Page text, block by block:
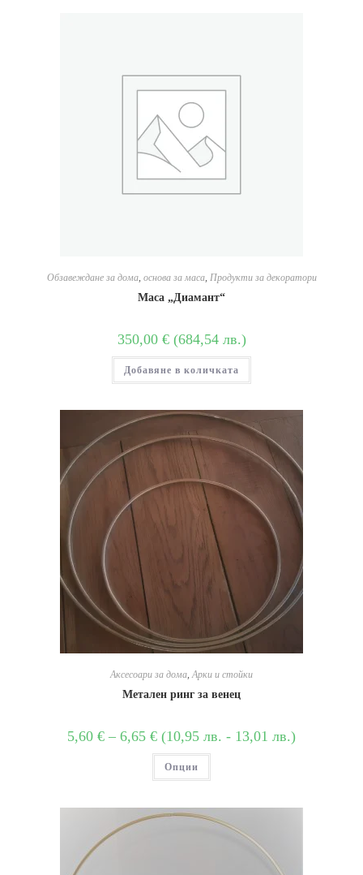
Обзавеждане за дома, основа за маса, Продукти за декоратори
Маса „Диамант“
350,00 € (684,54 лв.)
Добавяне в количката
Аксесоари за дома,Арки и стойки
Метален ринг за венец
5,60 € – 6,65 € (10,95 лв. - 13,01 лв.)
Опции